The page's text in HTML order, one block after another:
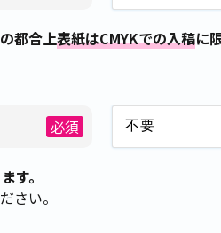
都合上表紙はCMYKでの入稿に
必須
す。
さい。